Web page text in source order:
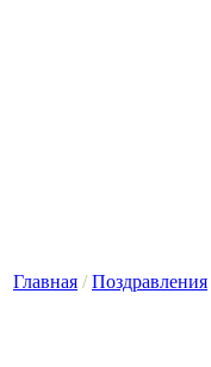
Главная /Поздравления